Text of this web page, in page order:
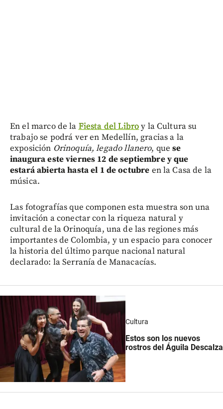
En el marco de la Fiesta del Libroy la Cultura su
trabajo se podrá ver en Medellín, gracias a la
exposición Orinoquía, legado llanero, quese
inaugura este viernes 12 de septiembre y que
estará abierta hasta el 1 de octubre en la Casa de la
música.
Las fotografías que componen esta muestra son una
invitación a conectar con la riqueza natural y
cultural de la Orinoquía, una de las regiones más
importantes de Colombia, y un espacio para conocer
la historia del último parque nacional natural
declarado: la Serranía de Manacacías.
Cultura
Estos son los nuevos
rostros del Águila Descalza